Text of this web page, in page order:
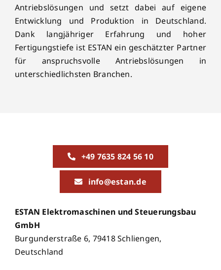
Antriebslösungen und setzt dabei auf eigene
Entwicklung und Produktion in Deutschland.
Dank langjähriger Erfahrung und hoher
Fertigungstiefe ist ESTAN ein geschätzter Partner
für anspruchsvolle Antriebslösungen in
unterschiedlichsten Branchen.
+49 7635 824 56 10
info@estan.de
ESTAN Elektromaschinen und Steuerungsbau
GmbH
Burgunderstraße 6, 79418 Schliengen,
Deutschland